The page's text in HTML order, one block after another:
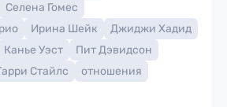
Селена Гомес
Ирина Шейк
Джиджи Хадид
Канье Уэст
Пит Дэвидсон
Стайлс
отношения